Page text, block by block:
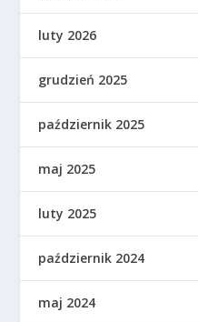
luty 2026
grudzień 2025
październik 2025
maj 2025
luty 2025
październik 2024
maj 2024